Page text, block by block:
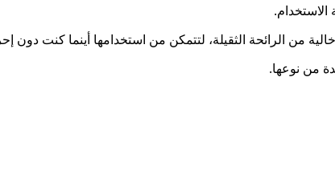
من نوعها.